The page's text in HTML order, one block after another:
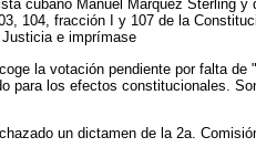
cubano Manuel Márquez Sterling
104, fracción I y 107 de la
e imprímase
la votación pendiente por falta
para los efectos constitucionales.
un dictamen de la 2a.